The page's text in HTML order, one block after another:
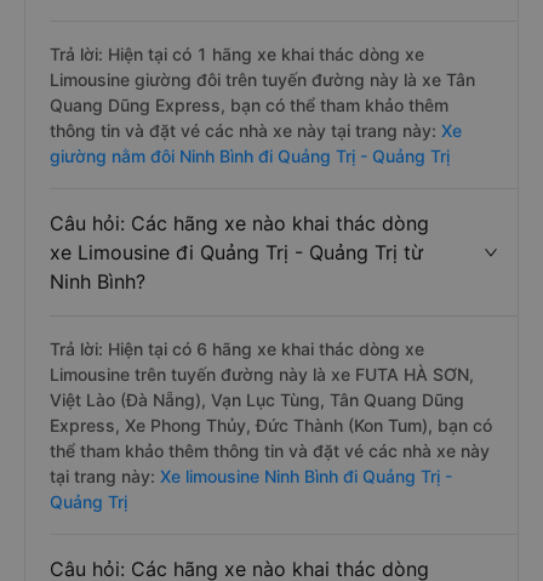
Trả lời: Hiện tại có 1 hãng xe khai thác dòng xe
Limousine giường đôi trên tuyến đường này là xe Tân
Quang Dũng Express, bạn có thể tham khảo thêm
thông tin và đặt vé các nhà xe này tại trang này: Xe
giường nằm đôi Ninh Bình đi Quảng Trị - Quảng Trị
Câu hỏi: Các hãng xe nào khai thác dòng
xe Limousine đi Quảng Trị - Quảng Trị từ
Ninh Bình?
Trả lời: Hiện tại có 6 hãng xe khai thác dòng xe
Limousine trên tuyến đường này là xe FUTA HÀ SƠN,
Việt Lào (Đà Nẵng), Vạn Lục Tùng, Tân Quang Dũng
Express, Xe Phong Thủy, Đức Thành (Kon Tum), bạn có
thể tham khảo thêm thông tin và đặt vé các nhà xe này
tại trang này: Xe limousine Ninh Bình đi Quảng Trị -
Quảng Trị
Câu hỏi: Các hãng xe nào khai thác dòng